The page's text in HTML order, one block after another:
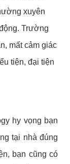
xuyên
Trường
mất cảm giác
tiện, đại tiện
hy vọng bạn
tại nhà đúng
bạn cũng có